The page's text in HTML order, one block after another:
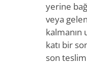
yerine
veya
kalmanın
katı bir
son